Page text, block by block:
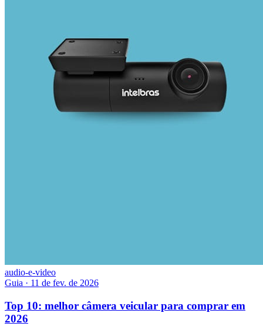
audio-e-video
Guia · 11 de fev. de 2026
Top 10: melhor câmera veicular para comprar em
2026